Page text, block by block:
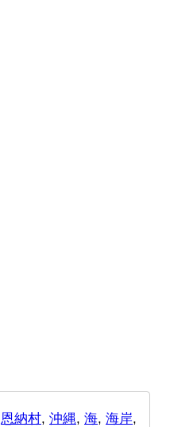
恩納村, 沖縄, 海, 海岸,